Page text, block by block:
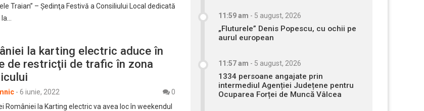
Traian” – Şedinţa Festivă a Consiliului Local dedicată
la karting electric aduce în
de restricţii de trafic în zona
- 6 iunie, 2022
0
României la Karting electric va avea loc în weekendul
11:59 am - 5 august, 2026
„Fluturele” Denis Popescu, cu ochii pe
aurul european
11:57 am - 5 august, 2026
1334 persoane angajate prin
intermediul Agenției Județene pentru
Ocuparea Forței de Muncă Vâlcea